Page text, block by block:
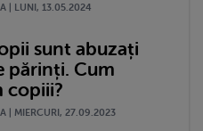
| LUNI, 13.05.2024
sunt abuzați
părinți. Cum
copiii?
| MIERCURI, 27.09.2023